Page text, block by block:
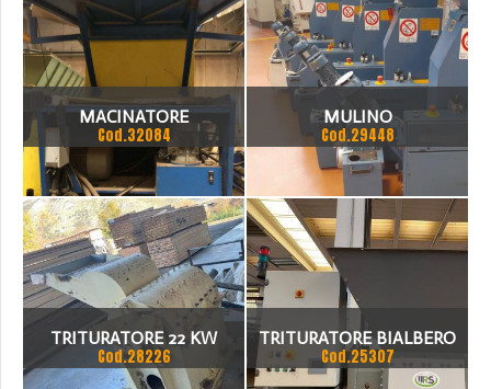
MACINATORE
Cod.32084
MULINO
Cod.29448
TRITURATORE 22 KW
CINESE 600MM
Cod.28226
TRITURATORE BIALBERO
SE15 DISPONIBILE PRESSO
Cod.25307